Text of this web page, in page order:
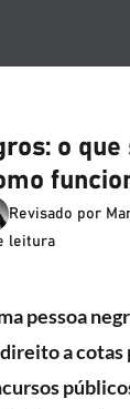
o que
Revisado por
leitura
pessoa
a cotas